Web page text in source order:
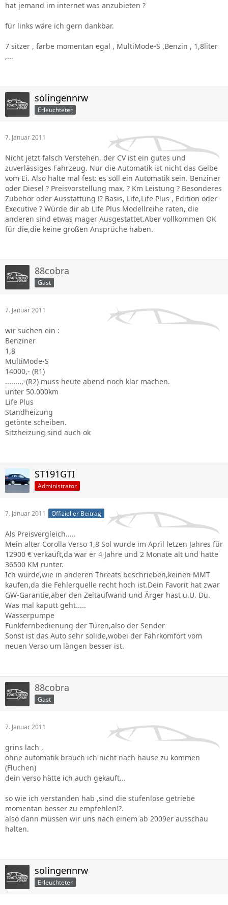
hat jemand im internet was anzubieten ?
für links wäre ich gern dankbar.
7 sitzer , farbe momentan egal , MultiMode-S ,Benzin , 1,8liter
,...
solingennrw
Erleuchteter
7. Januar 2011
Nicht jetzt falsch Verstehen, der CV ist ein gutes und
zuverlässiges Fahrzeug. Nur die Automatik ist nicht das Gelbe
vom Ei. Also halte mal fest: es soll ein Automatik sein. Benziner
oder Diesel ? Preisvorstellung max. ? Km Leistung ? Besonderes
Zubehör oder Ausstattung !? Basis, Life,Life Plus , Edition oder
Executive ? Würde dir ab Life Plus Modellreihe raten, die
anderen sind etwas mager Ausgestattet.Aber vollkommen OK
für die,die keine großen Ansprüche haben.
88cobra
Gast
7. Januar 2011
wir suchen ein :
Benziner
1,8
MultiMode-S
14000,- (R1)
........,-(R2) muss heute abend noch klar machen.
unter 50.000km
Life Plus
Standheizung
getönte scheiben.
Sitzheizung sind auch ok
ST191GTI
Administrator
7. Januar 2011 Offizieller Beitrag
Als Preisvergleich.....
Mein alter Corolla Verso 1,8 Sol wurde im April letzen Jahres für
12900 € verkauft,da war er 4 Jahre und 2 Monate alt und hatte
36500 KM runter.
Ich würde,wie in anderen Threats beschrieben,keinen MMT
kaufen,da die Fehlerquelle recht hoch ist.Dein Favorit hat zwar
GW-Garantie,aber den Zeitaufwand und Ärger hast u.U. Du.
Was mal kaputt geht.....
Wasserpumpe
Funkfernbedienung der Türen,also der Sender
Sonst ist das Auto sehr solide,wobei der Fahrkomfort vom
neuen Verso um längen besser ist.
88cobra
Gast
7. Januar 2011
grins lach ,
ohne automatik brauch ich nicht nach hause zu kommen
(Fluchen)
dein verso hätte ich auch gekauft...
so wie ich verstanden hab ,sind die stufenlose getriebe
momentan besser zu empfehlen!?.
also dann müssen wir uns nach einem ab 2009er ausschau
halten.
solingennrw
Erleuchteter